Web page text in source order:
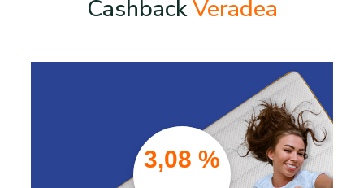
CashbackVeradea
3,08 %